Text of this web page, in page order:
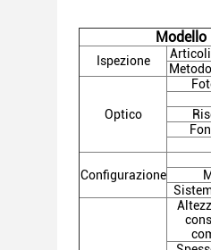
Modello
Ispezione
Optico
Configurazione